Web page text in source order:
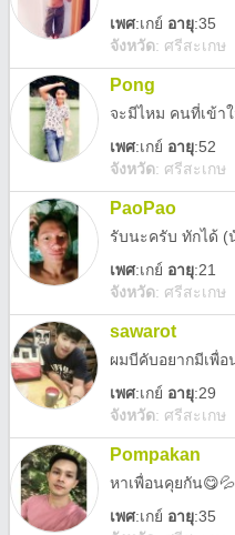
เพศ:เกย์ อายุ:35
จังหวัด: ศรีสะเกษ
Pong
จะมีไหม คนที่เข้า
เพศ:เกย์ อายุ:52
จังหวัด: ศรีสะเกษ
PaoPao
รับนะครับ ทักได้ (
เพศ:เกย์ อายุ:21
จังหวัด: ศรีสะเกษ
sawarot
เพศ:เกย์ อายุ:29
จังหวัด: ศรีสะเกษ
Pompakan
หาเพื่อนคุยกัน
เพศ:เกย์ อายุ:35